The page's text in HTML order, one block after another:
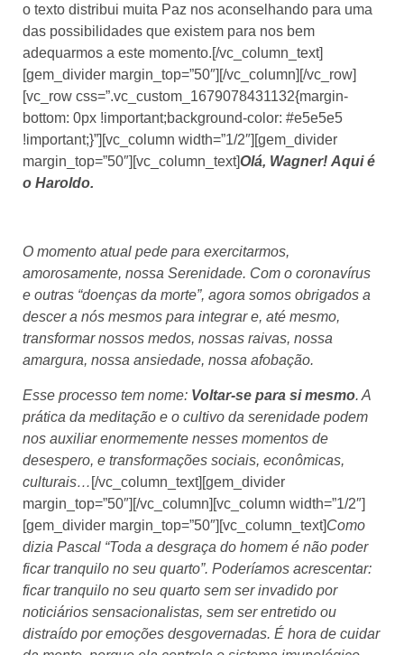
o texto distribui muita Paz nos aconselhando para uma
das possibilidades que existem para nos bem
adequarmos a este momento.[/vc_column_text]
[gem_divider margin_top=”50″][/vc_column][/vc_row]
[vc_row css=”.vc_custom_1679078431132{margin-
bottom: 0px !important;background-color: #e5e5e5
!important;}”][vc_column width=”1/2″][gem_divider
margin_top=”50″][vc_column_text]Olá, Wagner! Aqui é
o Haroldo.
O momento atual pede para exercitarmos,
amorosamente, nossa Serenidade. Com o coronavírus
e outras “doenças da morte”, agora somos obrigados a
descer a nós mesmos para integrar e, até mesmo,
transformar nossos medos, nossas raivas, nossa
amargura, nossa ansiedade, nossa afobação.
Esse processo tem nome: Voltar-se para si mesmo. A
prática da meditação e o cultivo da serenidade podem
nos auxiliar enormemente nesses momentos de
desespero, e transformações sociais, econômicas,
culturais… [/vc_column_text][gem_divider
margin_top=”50″][/vc_column][vc_column width=”1/2″]
[gem_divider margin_top=”50″][vc_column_text]Como
dizia Pascal “Toda a desgraça do homem é não poder
ficar tranquilo no seu quarto”. Poderíamos acrescentar:
ficar tranquilo no seu quarto sem ser invadido por
noticiários sensacionalistas, sem ser entretido ou
distraído por emoções desgovernadas. É hora de cuidar